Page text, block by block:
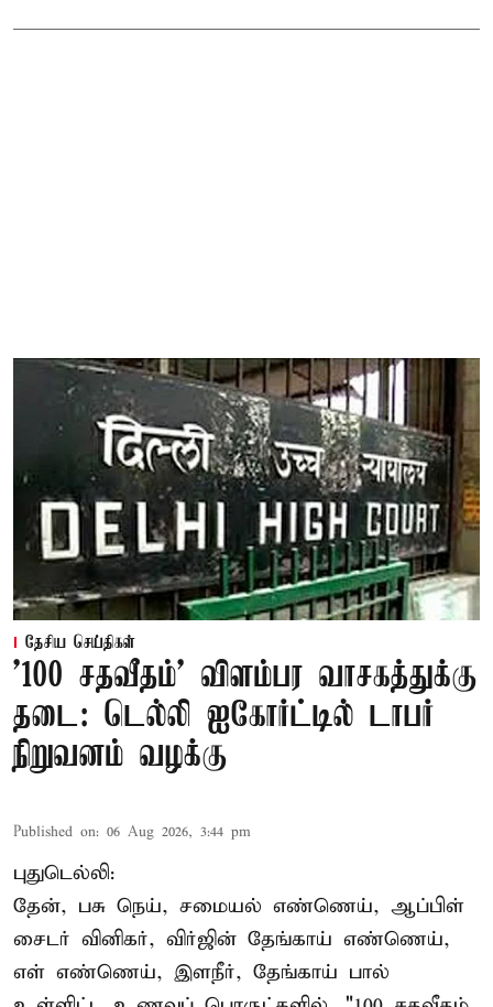
தேசிய செய்திகள்
'100 சதவீதம்' விளம்பர வாசகத்துக்கு
தடை: டெல்லி ஐகோர்ட்டில் டாபர்
நிறுவனம் வழக்கு
Published on: 06 Aug 2026, 3:44 pm
புதுடெல்லி:
தேன், பசு நெய், சமையல் எண்ணெய், ஆப்பிள்
சைடர் வினிகர், விர்ஜின் தேங்காய் எண்ணெய்,
எள் எண்ணெய், இளநீர், தேங்காய் பால்